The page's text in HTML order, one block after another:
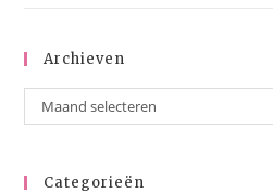
Archieven
Archieven
Maand selecteren
Categorieën